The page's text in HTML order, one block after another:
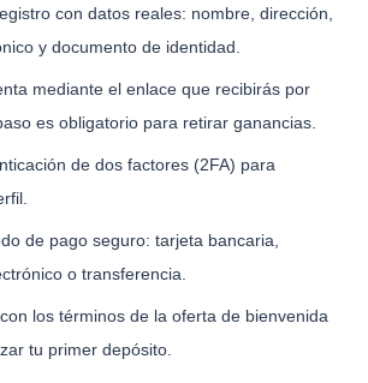
con datos reales: nombre, dirección,
y documento de identidad.
mediante el enlace que recibirás por
es obligatorio para retirar ganancias.
de dos factores (2FA) para
de pago seguro: tarjeta bancaria,
o transferencia.
los términos de la oferta de bienvenida
tu primer depósito.